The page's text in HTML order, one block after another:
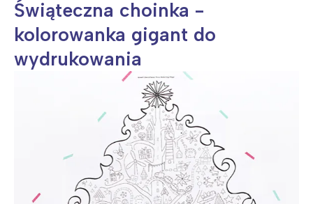
Świąteczna choinka -
kolorowanka gigant do
wydrukowania